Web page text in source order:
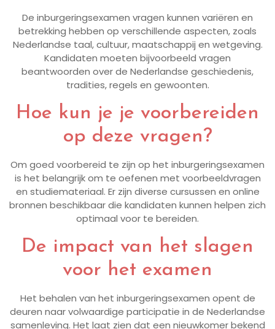
De inburgeringsexamen vragen kunnen variëren en
betrekking hebben op verschillende aspecten, zoals
Nederlandse taal, cultuur, maatschappij en wetgeving.
Kandidaten moeten bijvoorbeeld vragen
beantwoorden over de Nederlandse geschiedenis,
tradities, regels en gewoonten.
Hoe kun je je voorbereiden
op deze vragen?
Om goed voorbereid te zijn op het inburgeringsexamen
is het belangrijk om te oefenen met voorbeeldvragen
en studiemateriaal. Er zijn diverse cursussen en online
bronnen beschikbaar die kandidaten kunnen helpen zich
optimaal voor te bereiden.
De impact van het slagen
voor het examen
Het behalen van het inburgeringsexamen opent de
deuren naar volwaardige participatie in de Nederlandse
samenleving. Het laat zien dat een nieuwkomer bekend